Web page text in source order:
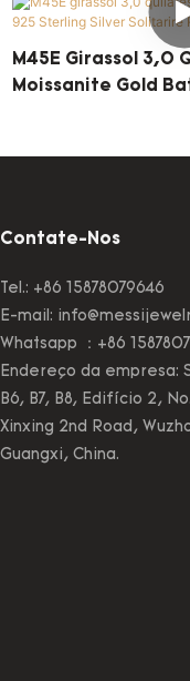
M45E Girassol 3,0
Moissanite Gold
Contate-Nos
Tel.: +86 15878079646
E-mail:
Whatsapp ：+86
Endereço da empresa:
B6, B7, B8, Edifício 2,
Xinxing 2nd Road,
Guangxi, China.